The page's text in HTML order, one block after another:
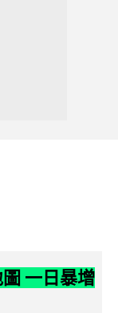
一日暴增